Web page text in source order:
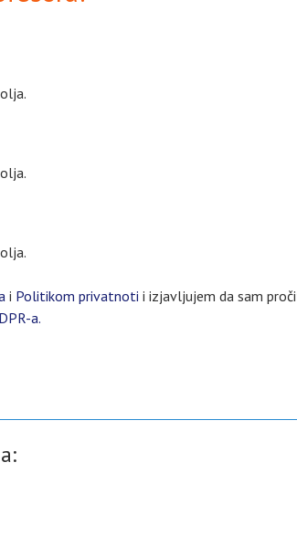
i Politikom privatnoti i izjavljujem da sam
a.